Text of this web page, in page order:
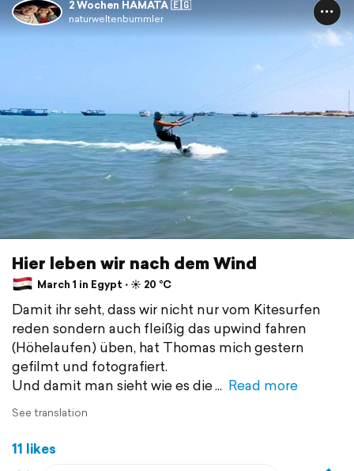
2 Wochen HAMATA 🇪🇬
naturweltenbummler
Hier leben wir nach dem Wind
March 1 in Egypt ⋅ ☀️ 20 °C
Damit ihr seht, dass wir nicht nur vom Kitesurfen
reden sondern auch fleißig das upwind fahren
(Höhelaufen) üben, hat Thomas mich gestern
gefilmt und fotografiert.
Und damit man sieht wie es die
Read more
See translation
11 likes